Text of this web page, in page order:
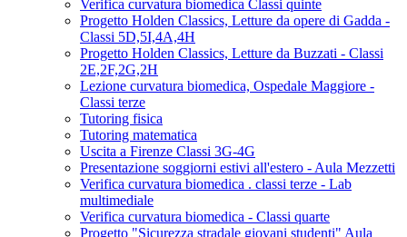
Verifica curvatura biomedica Classi quinte
Progetto Holden Classics, Letture da opere di Gadda -
Classi 5D,5I,4A,4H
Progetto Holden Classics, Letture da Buzzati - Classi
2E,2F,2G,2H
Lezione curvatura biomedica, Ospedale Maggiore -
Classi terze
Tutoring fisica
Tutoring matematica
Uscita a Firenze Classi 3G-4G
Presentazione soggiorni estivi all'estero - Aula Mezzetti
Verifica curvatura biomedica . classi terze - Lab
multimediale
Verifica curvatura biomedica - Classi quarte
Progetto "Sicurezza stradale giovani studenti" Aula